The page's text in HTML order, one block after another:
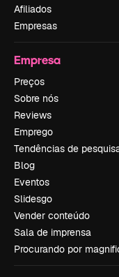
Afiliados
Empresas
Empresa
Preços
Sobre nós
Reviews
Emprego
Tendências de
Blog
Eventos
Slidesgo
Vender conteúdo
Sala de imprensa
Procurando por